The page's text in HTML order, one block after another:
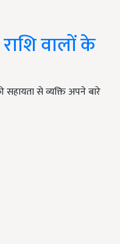
वालों के
सहायता से व्यक्ति अपने बारे